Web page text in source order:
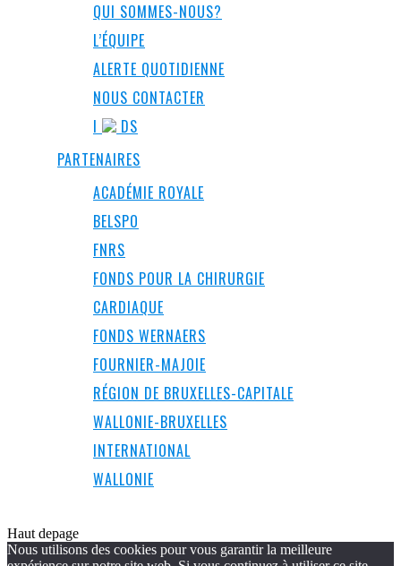
QUI SOMMES-NOUS?
L’ÉQUIPE
ALERTE QUOTIDIENNE
NOUS CONTACTER
I
DS
PARTENAIRES
ACADÉMIE ROYALE
BELSPO
FNRS
FONDS POUR LA CHIRURGIE
CARDIAQUE
FONDS WERNAERS
FOURNIER-MAJOIE
RÉGION DE BRUXELLES-CAPITALE
WALLONIE-BRUXELLES
INTERNATIONAL
WALLONIE
Haut depage
Nous utilisons des cookies pour vous garantir la meilleure